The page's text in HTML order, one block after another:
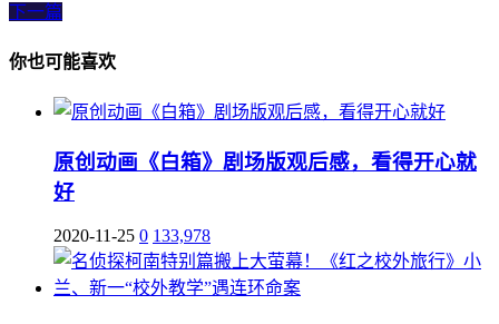
下一篇
你也可能喜欢
原创动画《白箱》剧场版观后感，看得开心就
好
2020-11-25 0 133,978